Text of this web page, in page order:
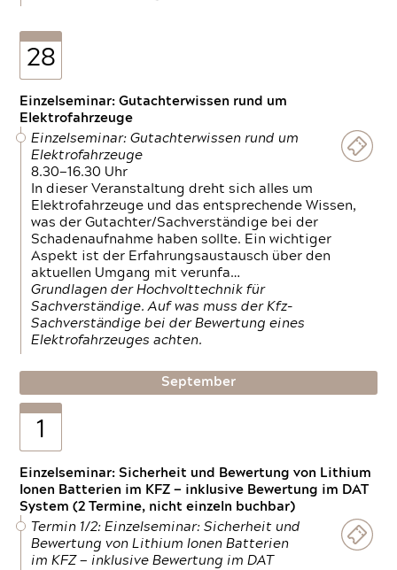
28
Einzelseminar: Gutachterwissen rund um
Elektrofahrzeuge
Einzelseminar: Gutachterwissen rund um
Elektrofahrzeuge
8.30—16.30 Uhr
In dieser Veranstaltung dreht sich alles um
Elektrofahrzeuge und das entsprechende Wissen,
was der Gutachter/Sachverständige bei der
Schadenaufnahme haben sollte. Ein wichtiger
Aspekt ist der Erfahrungsaustausch über den
aktuellen Umgang mit verunfa…
Grundlagen der Hochvolttechnik für
Sachverständige. Auf was muss der Kfz-
Sachverständige bei der Bewertung eines
Elektrofahrzeuges achten.
September
1
Einzelseminar: Sicherheit und Bewertung von Lithium
Ionen Batterien im KFZ — inklusive Bewertung im DAT
System (2 Termine, nicht einzeln buchbar)
Termin 1/2: Einzelseminar: Sicherheit und
Bewertung von Lithium Ionen Batterien
im KFZ — inklusive Bewertung im DAT